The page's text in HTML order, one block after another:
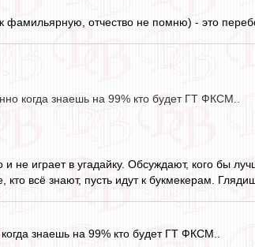
фамильярную, отчество не помню) - это
когда знаешь на 99% кто будет ГТ ФКСМ..
не играет в угадайку. Обсуждают, кого бы
всё знают, пусть идут к букмекерам.
знаешь на 99% кто будет ГТ ФКСМ..